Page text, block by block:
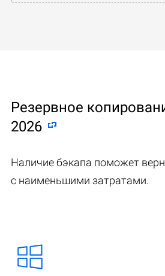
Резервное
2026
Наличие бэкапа поможет
с наименьшими затратами.